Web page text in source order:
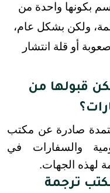
بكونها واحدة من
ولكن بشكل عام،
أو قلة انتشار
قبولها من
لهذه الجهات.
ترجمة